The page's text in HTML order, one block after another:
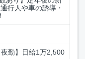
行人や車の誘導・
夜勤】日給1万2,500